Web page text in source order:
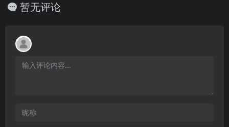
暂无评论